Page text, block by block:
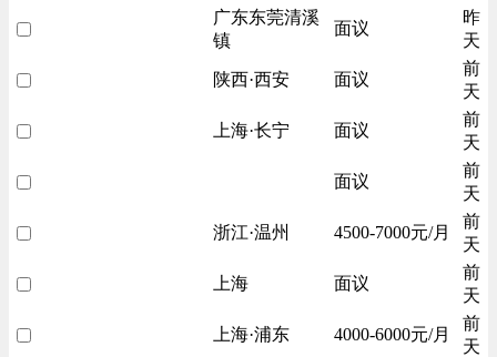
广东东莞清溪
镇
面议
昨
天
陕西·西安 面议
前
天
上海·长宁 面议
前
天
面议
前
天
浙江·温州 4500-7000元/月
前
天
上海 面议
前
天
上海·浦东 4000-6000元/月
前
天